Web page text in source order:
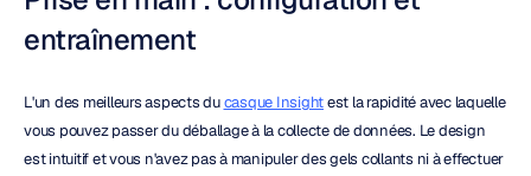
entraînement
L'un des meilleurs aspects du casque Insight est la rapidité avec laquelle
vous pouvez passer du déballage à la collecte de données. Le design
est intuitif et vous n'avez pas à manipuler des gels collants ni à effectuer